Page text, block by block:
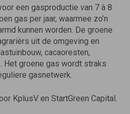
een gasproductie van 7 à 8
gas per jaar, waarmee zo’n
kunnen worden. De groene
uit de omgeving en
cacaoresten,
Het groene gas wordt straks
gasnetwerk.
KplusV en StartGreen Capital.